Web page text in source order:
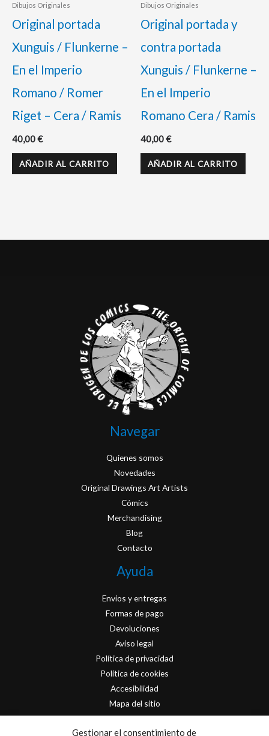
Gestionar el consentimiento de
Dibujos Originales
Original portada
Xunguis / Flunkerne –
En el Imperio
Romano / Romer
Riget – Cera / Ramis
40,00€
AÑADIR AL CARRITO
Dibujos Originales
Original portada y
contra portada
Xunguis / Flunkerne –
En el Imperio
Romano Cera / Ramis
40,00€
AÑADIR AL CARRITO
Navegar
Quienes somos
Novedades
Original Drawings Art Artists
Cómics
Merchandising
Blog
Contacto
Ayuda
Envios y entregas
Formas de pago
Devoluciones
Aviso legal
Política de privacidad
Política de cookies
Accesibilidad
Mapa del sitio
Contacto